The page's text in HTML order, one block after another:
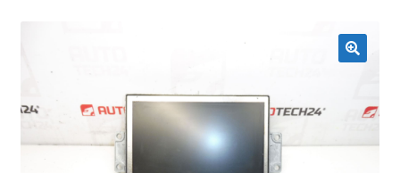
Košík